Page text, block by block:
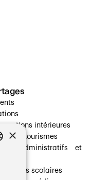
intérieures
et tourismes
administratifs et
scolaires
×